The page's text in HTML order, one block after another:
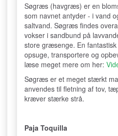
Søgræs (havgræs) er en
som navnet antyder - i vand
saltvand. Søgræs findes
vokser i sandbund på
store græsenge. En
opsuge, transportere og
læse meget mere om her:
Søgræs er et meget stærkt
anvendes til fletning af tov,
kræver stærke strå.
Paja Toquilla